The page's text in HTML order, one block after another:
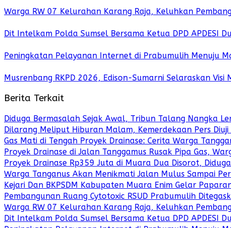
Warga RW 07 Kelurahan Karang Raja, Keluhkan
Dit Intelkam Polda Sumsel Bersama Ketua DPD APDESI
Peningkatan Pelayanan Internet di Prabumulih Menuju
Musrenbang RKPD 2026, Edison-Sumarni Selaraskan
Berita Terkait
Diduga Bermasalah Sejak Awal, Tribun Talang Nangka
Dilarang Meliput Hiburan Malam, Kemerdekaan Pers
Gas Mati di Tengah Proyek Drainase: Cerita Warga
Proyek Drainase di Jalan Tanggamus Rusak Pipa Gas,
Proyek Drainase Rp359 Juta di Muara Dua Disorot,
Warga Tanganus Akan Menikmati Jalan Mulus Sampai
Kejari Dan BKPSDM Kabupaten Muara Enim Gelar
Pembangunan Ruang Cytotoxic RSUD Prabumulih
Warga RW 07 Kelurahan Karang Raja, Keluhkan
Dit Intelkam Polda Sumsel Bersama Ketua DPD APDESI